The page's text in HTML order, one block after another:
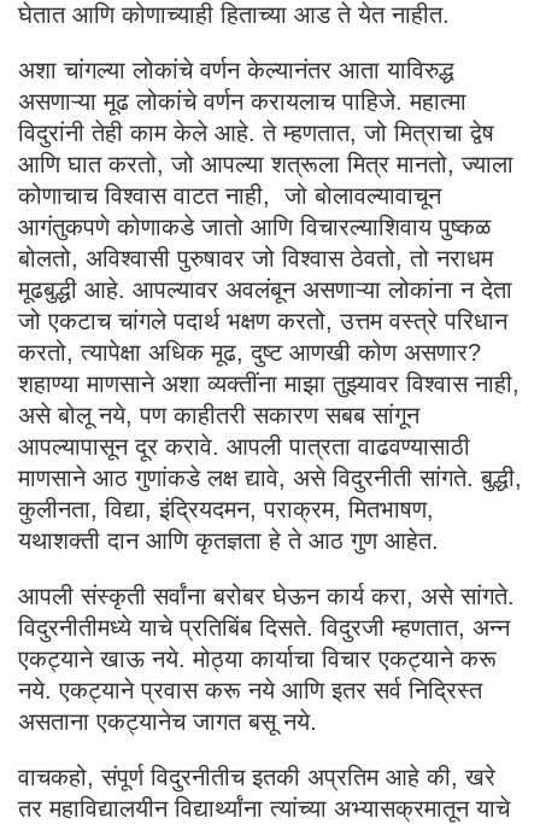
घेतात आणि कोणाच्याही हिताच्या आड ते येत नाहीत.
अशा चांगल्या लोकांचे वर्णन केल्यानंतर आता याविरुद्ध
असणाऱ्या मूढ लोकांचे वर्णन करायलाच पाहिजे. महात्मा
विदुरांनी तेही काम केले आहे. ते म्हणतात, जो मित्राचा द्वेष
आणि घात करतो, जो आपल्या शत्रूला मित्र मानतो, ज्याला
कोणाचाच विश्वास वाटत नाही, जो बोलावल्यावाचून
आगंतुकपणे कोणाकडे जातो आणि विचारल्याशिवाय पुष्कळ
बोलतो, अविश्वासी पुरुषावर जो विश्वास ठेवतो, तो नराधम
मूढबुद्धी आहे. आपल्यावर अवलंबून असणाऱ्या लोकांना न देता
जो एकटाच चांगले पदार्थ भक्षण करतो, उत्तम वस्त्रे परिधान
करतो, त्यापेक्षा अधिक मूढ, दुष्ट आणखी कोण असणार?
शहाण्या माणसाने अशा व्यक्तींना माझा तुझ्यावर विश्वास नाही,
असे बोलू नये, पण काहीतरी सकारण सबब सांगून
आपल्यापासून दूर करावे. आपली पात्रता वाढवण्यासाठी
माणसाने आठ गुणांकडे लक्ष द्यावे, असे विदुरनीती सांगते. बुद्धी,
कुलीनता, विद्या, इंद्रियदमन, पराक्रम, मितभाषण,
यथाशक्ती दान आणि कृतज्ञता हे ते आठ गुण आहेत.
आपली संस्कृती सर्वांना बरोबर घेऊन कार्य करा, असे सांगते.
विदुरनीतीमध्ये याचे प्रतिबिंब दिसते. विदुरजी म्हणतात, अन्न
एकट्याने खाऊ नये. मोठ्या कार्याचा विचार एकट्याने करू
नये. एकट्याने प्रवास करू नये आणि इतर सर्व निद्रिस्त
असताना एकट्यानेच जागत बसू नये.
वाचकहो, संपूर्ण विदुरनीतीच इतकी अप्रतिम आहे की, खरे
तर महाविद्यालयीन विद्यार्थ्यांना त्यांच्या अभ्यासक्रमातून याचे